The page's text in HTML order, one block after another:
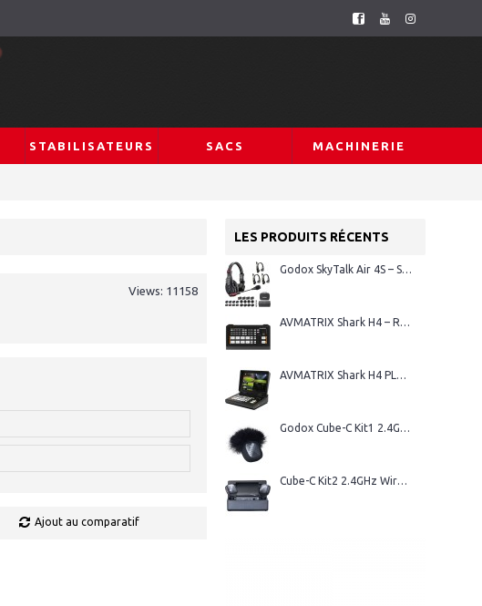
STABILISATEURS SACS MACHINERIE
LES PRODUITS RÉCENTS
Godox SkyTalk Air 4S – Système d’intercom sans fil Full-Duplex
AVMATRIX Shark H4 – Régie vidéo HDMI 4 canaux
AVMATRIX Shark H4 PLUS – Régie vidéo HDMI 4 canaux
Godox Cube-C Kit1 2.4GHz Wireless Microphone
Cube-C Kit2 2.4GHz Wireless Microphone
Views: 11158
Ajout au comparatif